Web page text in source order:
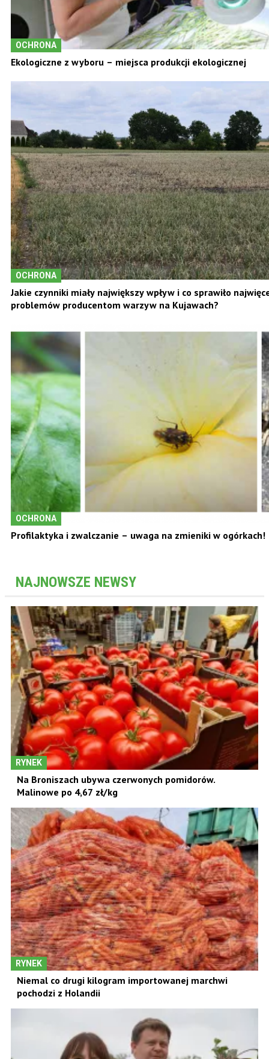
OCHRONA
Ekologiczne z wyboru – miejsca produkcji ekologicznej
OCHRONA
Jakie czynniki miały największy wpływ i co sprawiło
problemów producentom warzyw na Kujawach?
OCHRONA
Profilaktyka i zwalczanie – uwaga na zmieniki w ogórkach!
NAJNOWSZE NEWSY
RYNEK
Na Broniszach ubywa czerwonych pomidorów.
Malinowe po 4,67 zł/kg
RYNEK
Niemal co drugi kilogram importowanej marchwi
pochodzi z Holandii